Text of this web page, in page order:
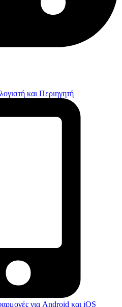
και Περιηγητή
για Android και iOS